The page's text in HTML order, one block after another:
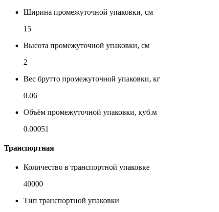
Ширина промежуточной упаковки, см
15
Высота промежуточной упаковки, см
2
Вес брутто промежуточной упаковки, кг
0.06
Объём промежуточной упаковки, куб.м
0.00051
Транспортная
Количество в транспортной упаковке
40000
Тип транспортной упаковки